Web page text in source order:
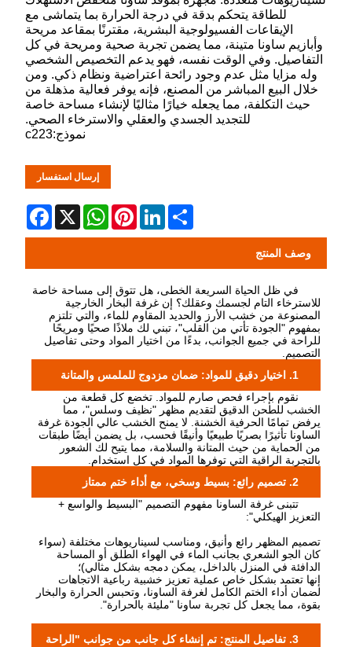
للطاقة يتحكم بدقة في درجة الحرارة بما يتماشى مع
الإيقاعات الفسيولوجية البشرية، مقترنًا بمقاعد مريحة
وأبازيم ساونا متينة، مما يضمن تجربة صحية ومريحة في كل
التفاصيل. وفي الوقت نفسه، فهو يدعم التخصيص الشخصي
وله مزايا مثل عدم وجود رائحة اعتراضية ونظام ذكي. ومن
خلال البيع المباشر من المصنع، فإنه يوفر فعالية مذهلة من
حيث التكلفة، مما يجعله خيارًا مثاليًا لإنشاء مساحة خاصة
للتجديد الجسدي والعقلي والاسترخاء الصحي.
نموذج:c223
إرسال استفسار
X
WhatsAppPinterestLinkedInShare
وصف المنتج
في ظل الحياة السريعة الخطى، هل تتوق إلى مساحة خاصة
للاسترخاء التام لجسمك وعقلك؟ إن غرفة البخار الخارجية
المصنوعة من خشب الأرز والحديد المقاوم للماء، والتي تلتزم
بمفهوم "الجودة تأتي من القلب"، تبني لك ملاذًا صحيًا ومريحًا
للراحة في جميع الجوانب، بدءًا من اختيار المواد وحتى تفاصيل
التصميم.
1. اختيار دقيق للمواد: ضمان مزدوج للملمس والمتانة
نقوم بإجراء فحص صارم للمواد. تخضع كل قطعة من
الخشب للطحن الدقيق لتقديم مظهر "نظيف وسلس"، مما
يرفض تمامًا الحرفية الخشنة. لا يمنح الخشب عالي الجودة غرفة
الساونا تأثيرًا بصريًا طبيعيًا وأنيقًا فحسب، بل يضمن أيضًا طبقات
من الحماية من حيث المتانة والسلامة، مما يتيح لك الشعور
بالتجربة الراقية التي توفرها المواد في كل استخدام.
2. تصميم رائع: بسيط وسخي، مع أداء ختم ممتاز
تتبنى غرفة الساونا مفهوم التصميم "البسيط والواسع +
التعزيز الهيكلي":
تصميم المظهر رائع وأنيق، ومناسب لسيناريوهات مختلفة (سواء
كان الجو الشعري بجانب الماء في الهواء الطلق أو المساحة
الدافئة في المنزل بالداخل، يمكن دمجه بشكل مثالي)؛
إنها تعتمد بشكل خاص عملية تعزيز خشبية رباعية الاتجاهات
لضمان أداء الختم الكامل لغرفة الساونا، وتحبس الحرارة والبخار
بقوة، مما يجعل كل تجربة ساونا "مليئة بالحرارة".
3. تفاصيل المنتج: تم إنشاء كل جانب من جوانب "الراحة